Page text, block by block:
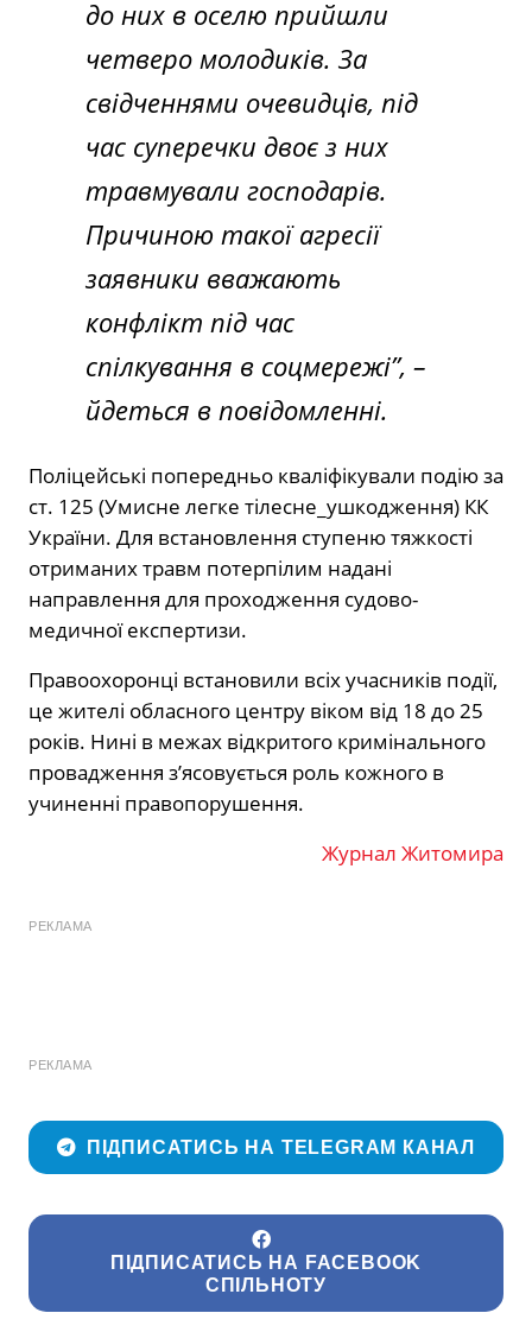
до них в оселю прийшли
четверо молодиків. За
свідченнями очевидців, під
час суперечки двоє з них
травмували господарів.
Причиною такої агресії
заявники вважають
конфлікт під час
спілкування в соцмережі”, –
йдеться в повідомленні.
Поліцейські попередньо кваліфікували подію за
ст. 125 (Умисне легке тілесне_ушкодження) КК
України. Для встановлення ступеню тяжкості
отриманих травм потерпілим надані
направлення для проходження судово-
медичної експертизи.
Правоохоронці встановили всіх учасників події,
це жителі обласного центру віком від 18 до 25
років. Нині в межах відкритого кримінального
провадження з’ясовується роль кожного в
учиненні правопорушення.
Журнал Житомира
РЕКЛАМА
РЕКЛАМА
ПІДПИСАТИСЬ НА TELEGRAM КАНАЛ
ПІДПИСАТИСЬ НА FACEBOOK
СПІЛЬНОТУ